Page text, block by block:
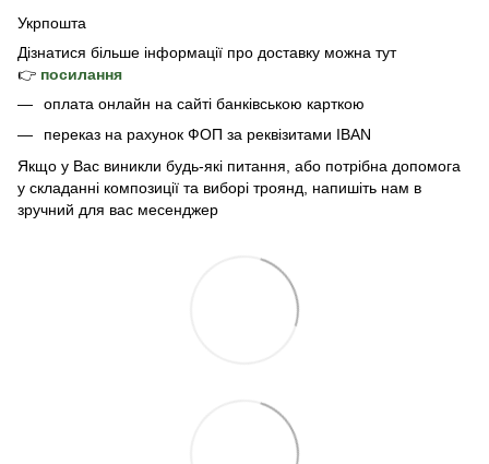
Укрпошта
Дізнатися більше інформації про доставку можна тут
👉 посилання
оплата онлайн на сайті банківською карткою
переказ на рахунок ФОП за реквізитами IBAN
Якщо у Вас виникли будь-які питання, або потрібна допомога
у складанні композиції та виборі троянд, напишіть нам в
зручний для вас месенджер